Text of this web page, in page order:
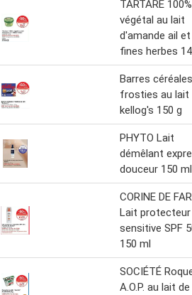
TARTARE 100%
végétal au lait
d'amande ail et
fines herbes
Barres céréales
frosties au lait
kellog's 150 g
PHYTO Lait
démêlant
douceur 150 ml
CORINE DE
Lait protecteur
sensitive SPF
150 ml
SOCIÉTÉ
A.O.P. au lait de